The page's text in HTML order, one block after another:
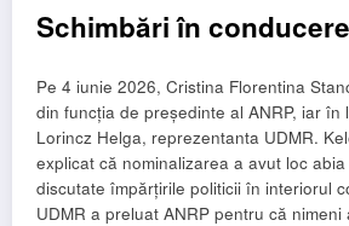
Schimbări în
Pe 4 iunie 2026, Cristina Florentina
din funcția de președinte al ANRP, iar în
Lorincz Helga, reprezentanta UDMR.
explicat că nominalizarea a avut loc
discutate împărțirile politicii în interiorul
UDMR a preluat ANRP pentru că